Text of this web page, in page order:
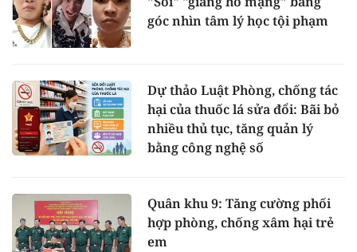
góc nhìn tâm lý học tội phạm
Dự thảo Luật Phòng, chống tác
hại của thuốc lá sửa đổi: Bãi bỏ
nhiều thủ tục, tăng quản lý
bằng công nghệ số
Quân khu 9: Tăng cường phối
hợp phòng, chống xâm hại trẻ
em